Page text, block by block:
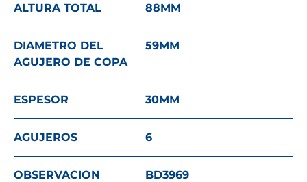
ALTURA TOTAL 88MM
DIAMETRO DEL
AGUJERO DE COPA
59MM
ESPESOR 30MM
AGUJEROS 6
OBSERVACION BD3969